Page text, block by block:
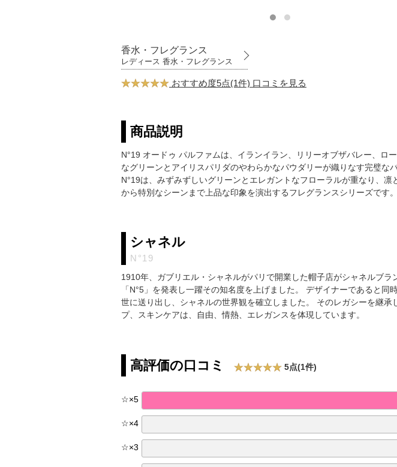
香水・フレグランス
レディース 香水・フレグランス
おすすめ度5点(1件) 口コミを見る
商品説明
N°19 オードゥ パルファムは、イランイラン、リリーオブザバレー、
なグリーンとアイリスパリダのやわらかなパウダリーが織りなす完璧な
N°19は、みずみずしいグリーンとエレガントなフローラルが重なり、
から特別なシーンまで上品な印象を演出するフレグランスシリーズです。
シャネル
N°19
1910年、ガブリエル・シャネルがパリで開業した帽子店がシャネルブ
「N°5」を発表し一躍その知名度を上げました。 デザイナーであると
世に送り出し、シャネルの世界観を確立しました。 そのレガシーを継
プ、スキンケアは、自由、情熱、エレガンスを体現しています。
高評価の口コミ 5点(1件)
☆×5
☆×4
☆×3